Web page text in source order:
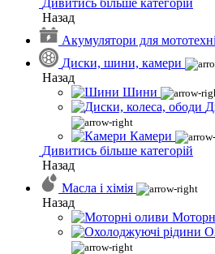
Дивитись більше категорій
Назад
Акумулятори для
Диски, шини, камери
Назад
Шини
Камери
Дивитись більше категорій
Назад
Масла і хімія
Назад